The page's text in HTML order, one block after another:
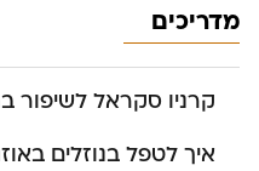
מדריכים
קרניו סקראל לשיפור
איך לטפל בנוזלים